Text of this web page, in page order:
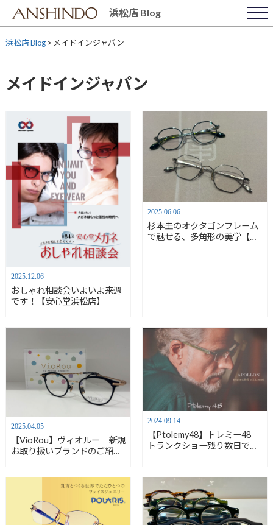
content
浜松店 Blog
浜松店 Blog> メイドインジャパン
メイドインジャパン
2025.12.06
おしゃれ相談会いよいよ来週
です！【安心堂浜松店】
2025.06.06
杉本圭のオクタゴンフレーム
で魅せる、多角形の美学【安
2025.04.05
【VioRou】ヴィオルー 新規
お取り扱いブランドのご紹
2024.09.14
【Ptolemy48】トレミー48
トランクショー残り数日で